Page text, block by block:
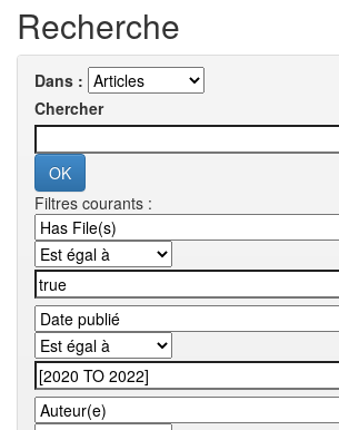
Recherche
Dans :
Chercher
Filtres courants :